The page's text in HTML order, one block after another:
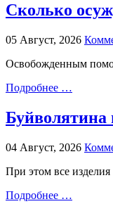
Сколько
05 Август, 2026
Освобожденным
Подробнее …
Буйволятина
04 Август, 2026
При этом все
Подробнее …